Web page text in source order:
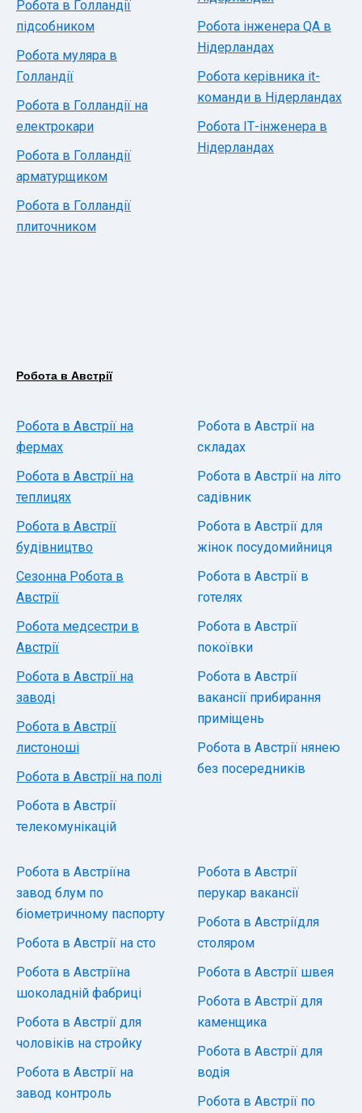
Робота в Голландії
підсобником
Робота муляра в
Голландії
Робота в Голландії на
електрокари
Робота в Голландії
арматурщиком
Робота в Голландії
плиточником
Робота інженера QA в
Нідерландах
Робота керівника it-
команди в Нідерландах
Робота ІТ-інженера в
Нідерландах
Робота в Австрії
Робота в Австрії на
фермах
Робота в Австрії на
теплицях
Робота в Австрії
будівництво
Сезонна Робота в
Австрії
Робота медсестри в
Австрії
Робота в Австрії на
заводі
Робота в Австрії
листоноші
Робота в Австрії на полі
Робота в Австрії
телекомунікацій
Робота в Австрії на
складах
Робота в Австрії на літо
садівник
Робота в Австрії для
жінок посудомийниця
Робота в Австрії в
готелях
Робота в Австрії
покоївки
Робота в Австрії
вакансії прибирання
приміщень
Робота в Австрії нянею
без посередників
Робота в Австріїна
завод блум по
біометричному паспорту
Робота в Австрії на сто
Робота в Австріїна
шоколадній фабриці
Робота в Австрії для
чоловіків на стройку
Робота в Австрії на
завод контроль
Робота в Австрії
перукар вакансії
Робота в Австріїдля
столяром
Робота в Австрії швея
Робота в Австрії для
каменщика
Робота в Австрії для
водія
Робота в Австрії по